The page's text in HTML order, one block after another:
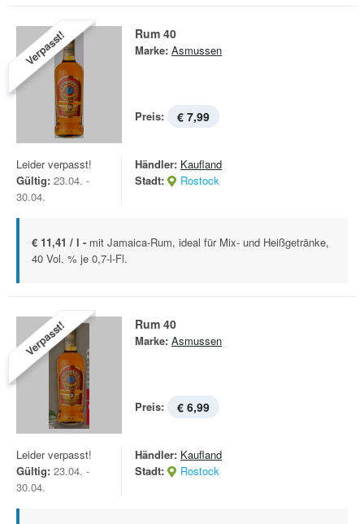
Verpasst! Rum 40
Marke: Asmussen
Preis: € 7,99
Leider verpasst!
Gültig: 23.04. -
30.04.
Händler: Kaufland
Stadt:
Rostock
€ 11,41 / l - mit Jamaica-Rum, ideal für Mix- und Heißgetränke,
40 Vol. % je 0,7-l-Fl.
Verpasst! Rum 40
Marke: Asmussen
Preis: € 6,99
Leider verpasst!
Gültig: 23.04. -
30.04.
Händler: Kaufland
Stadt:
Rostock